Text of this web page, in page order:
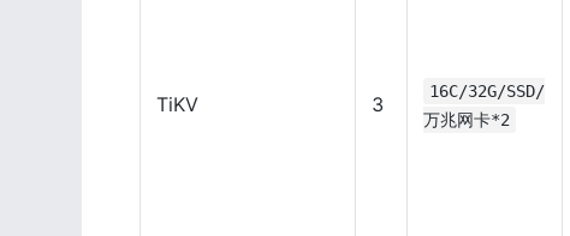
TiKV 3
16C/32G/SSD/
万兆网卡*2